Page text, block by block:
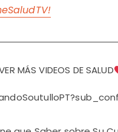
MÁS VIDEOS DE SALUD